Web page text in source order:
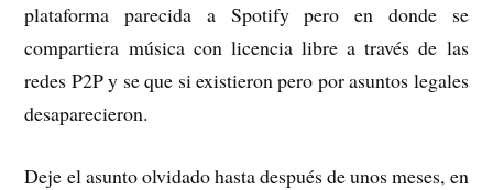
plataforma parecida a Spotify pero en donde se
compartiera música con licencia libre a través de las
redes P2P y se que si existieron pero por asuntos legales
desaparecieron.
Deje el asunto olvidado hasta después de unos meses, en